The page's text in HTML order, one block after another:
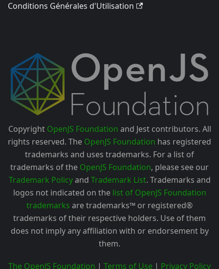
Conditions Générales d'Utilisation
Copyright OpenJS Foundation and Jest contributors. All
rights reserved. The OpenJS Foundation has registered
trademarks and uses trademarks. For a list of
trademarks of the OpenJS Foundation, please see our
Trademark Policyand Trademark List. Trademarks and
logos not indicated on the list of OpenJS Foundation
trademarks are trademarks™ or registered®
trademarks of their respective holders. Use of them
does not imply any affiliation with or endorsement by
them.
The OpenJS Foundation | Terms of Use | Privacy Policy